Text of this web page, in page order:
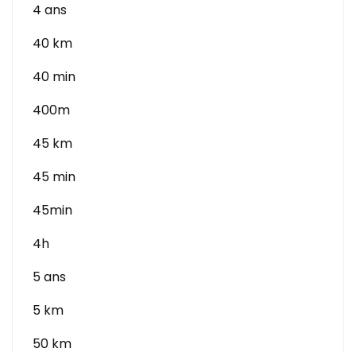
4 ans
40 km
40 min
400m
45 km
45 min
45min
4h
5 ans
5 km
50 km